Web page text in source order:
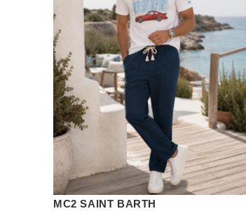
MC2 SAINT BARTH